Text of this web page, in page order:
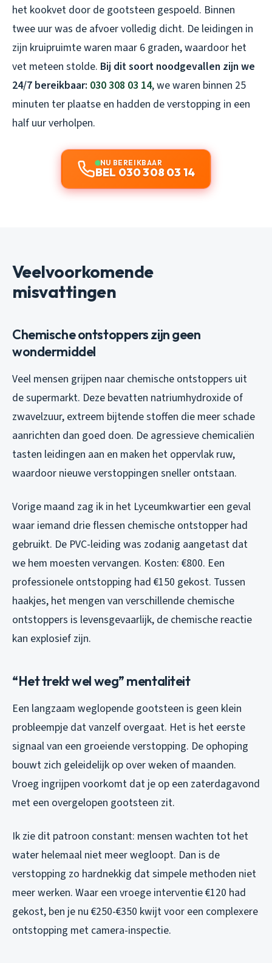
het kookvet door de gootsteen gespoeld. Binnen
twee uur was de afvoer volledig dicht. De leidingen in
zijn kruipruimte waren maar 6 graden, waardoor het
vet meteen stolde. Bij dit soort noodgevallen zijn we
24/7 bereikbaar: 030 308 03 14, we waren binnen 25
minuten ter plaatse en hadden de verstopping in een
half uur verholpen.
NU BEREIKBAAR
BEL 030 308 03 14
Veelvoorkomende
misvattingen
Chemische ontstoppers zijn geen
wondermiddel
Veel mensen grijpen naar chemische ontstoppers uit
de supermarkt. Deze bevatten natriumhydroxide of
zwavelzuur, extreem bijtende stoffen die meer schade
aanrichten dan goed doen. De agressieve chemicaliën
tasten leidingen aan en maken het oppervlak ruw,
waardoor nieuwe verstoppingen sneller ontstaan.
Vorige maand zag ik in het Lyceumkwartier een geval
waar iemand drie flessen chemische ontstopper had
gebruikt. De PVC-leiding was zodanig aangetast dat
we hem moesten vervangen. Kosten: €800. Een
professionele ontstopping had €150 gekost. Tussen
haakjes, het mengen van verschillende chemische
ontstoppers is levensgevaarlijk, de chemische reactie
kan explosief zijn.
“Het trekt wel weg” mentaliteit
Een langzaam weglopende gootsteen is geen klein
probleempje dat vanzelf overgaat. Het is het eerste
signaal van een groeiende verstopping. De ophoping
bouwt zich geleidelijk op over weken of maanden.
Vroeg ingrijpen voorkomt dat je op een zaterdagavond
met een overgelopen gootsteen zit.
Ik zie dit patroon constant: mensen wachten tot het
water helemaal niet meer wegloopt. Dan is de
verstopping zo hardnekkig dat simpele methoden niet
meer werken. Waar een vroege interventie €120 had
gekost, ben je nu €250-€350 kwijt voor een complexere
ontstopping met camera-inspectie.